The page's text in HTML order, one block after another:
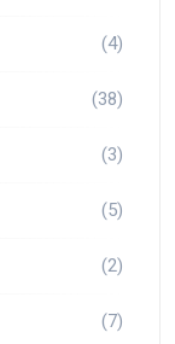
(4)
(38)
(3)
(5)
(2)
(7)